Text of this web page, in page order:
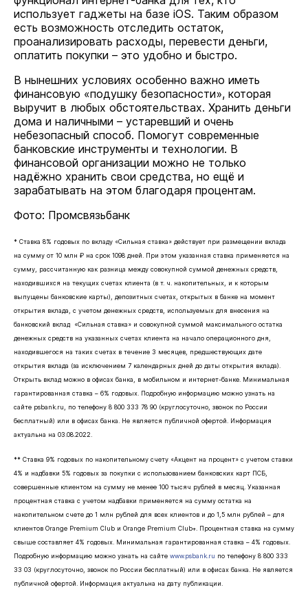
использует гаджеты на базе iOS. Таким образом
есть возможность отследить остаток,
проанализировать расходы, перевести деньги,
оплатить покупки – это удобно и быстро.
В нынешних условиях особенно важно иметь
финансовую «подушку безопасности», которая
выручит в любых обстоятельствах. Хранить деньги
дома и наличными – устаревший и очень
небезопасный способ. Помогут современные
банковские инструменты и технологии. В
финансовой организации можно не только
надёжно хранить свои средства, но ещё и
зарабатывать на этом благодаря процентам.
Фото: Промсвязьбанк
* Ставка 8% годовых по вкладу «Сильная ставка» действует при размещении вклада
на сумму от 10 млн ₽ на срок 1098 дней. При этом указанная ставка применяется на
сумму, рассчитанную как разница между совокупной суммой денежных средств,
находившихся на текущих счетах клиента (в т. ч. накопительных, и к которым
выпущены банковские карты), депозитных счетах, открытых в банке на момент
открытия вклада, с учетом денежных средств, используемых для внесения на
банковский вклад «Сильная ставка» и совокупной суммой максимального остатка
денежных средств на указанных счетах клиента на начало операционного дня,
находившегося на таких счетах в течение 3 месяцев, предшествующих дате
открытия вклада (за исключением 7 календарных дней до даты открытия вклада).
Открыть вклад можно в офисах банка, в мобильном и интернет-банке. Минимальная
гарантированная ставка – 6% годовых. Подробную информацию можно узнать на
сайте psbank.ru, по телефону 8 800 333 78 90 (круглосуточно, звонок по России
бесплатный) или в офисах банка. Не является публичной офертой. Информация
актуальна на 03.08.2022.
** Ставка 9% годовых по накопительному счету «Акцент на процент» с учетом ставки
4% и надбавки 5% годовых за покупки с использованием банковских карт ПСБ,
совершенные клиентом на сумму не менее 100 тысяч рублей в месяц. Указанная
процентная ставка с учетом надбавки применяется на сумму остатка на
накопительном счете до 1 млн рублей для всех клиентов и до 1,5 млн рублей – для
клиентов Orange Premium Club и Orange Premium Club+. Процентная ставка на сумму
свыше составляет 4% годовых. Минимальная гарантированная ставка – 4% годовых.
Подробную информацию можно узнать на сайте www.psbank.ru по телефону 8 800 333
33 03 (круглосуточно, звонок по России бесплатный) или в офисах банка. Не является
публичной офертой. Информация актуальна на дату публикации.